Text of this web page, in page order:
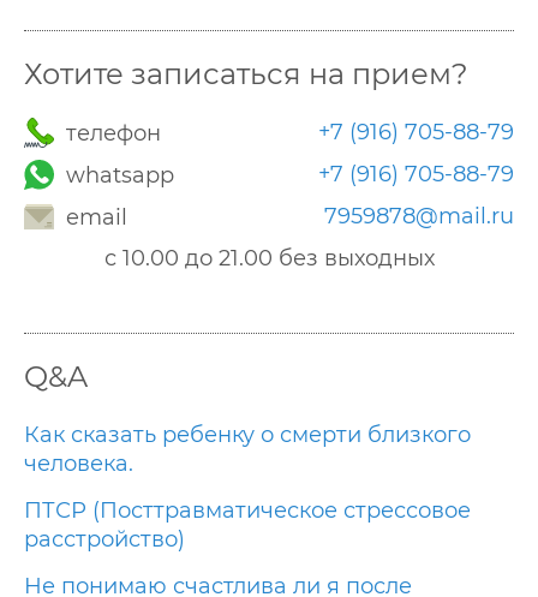
Хотите записаться на прием?
телефон
+7 (916) 705-88-79
whatsapp
+7 (916) 705-88-79
email
7959878@mail.ru
с 10.00 до 21.00 без выходных
Q&A
Как сказать ребенку о смерти близкого
человека.
ПТСР (Посттравматическое стрессовое
расстройство)
Не понимаю счастлива ли я после